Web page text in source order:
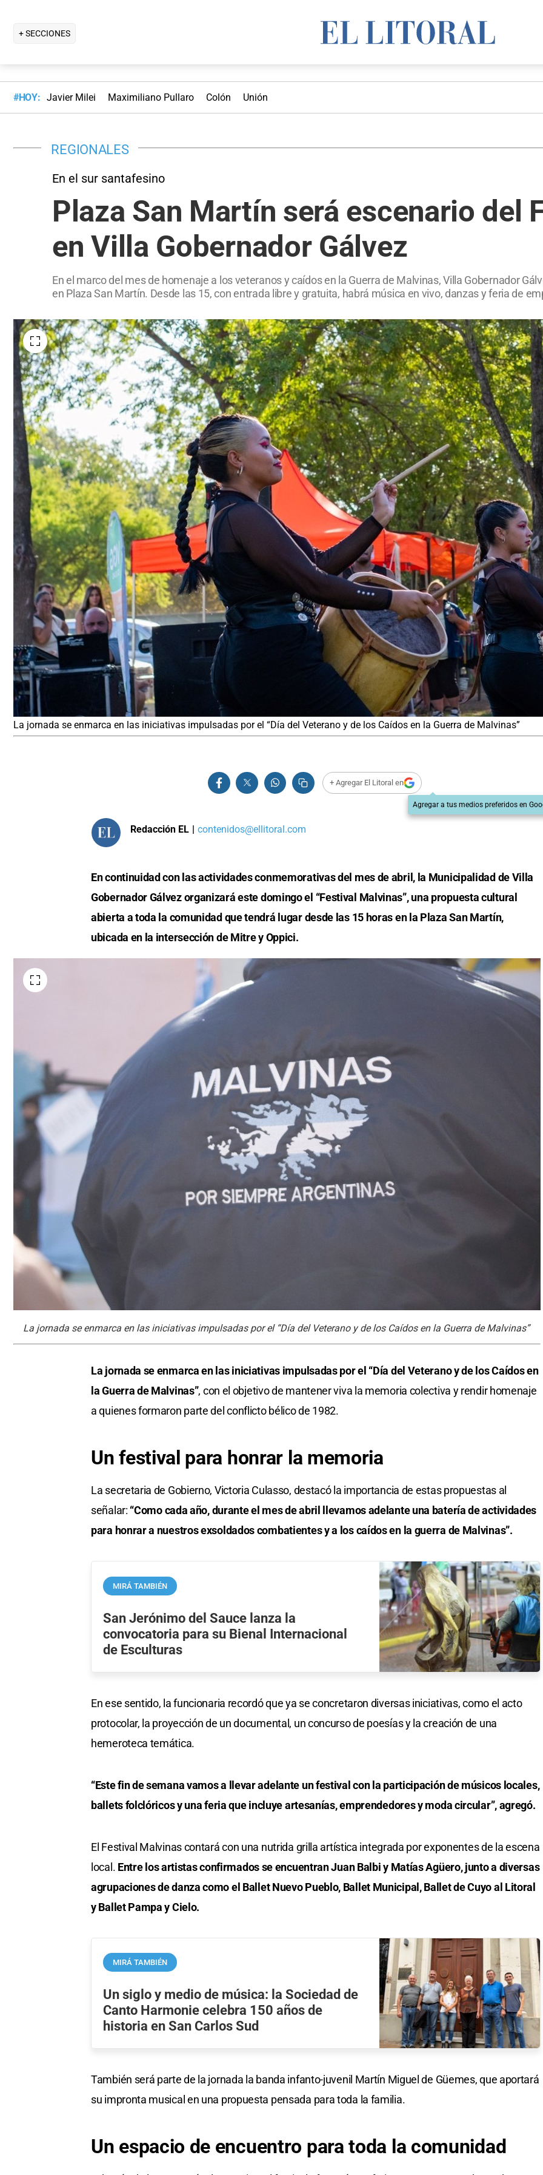
+ SECCIONES
#HOY: Javier Milei Maximiliano Pullaro Colón Unión
REGIONALES
En el sur santafesino
Plaza San Martín será escenario del
en Villa Gobernador Gálvez
En el marco del mes de homenaje a los veteranos y caídos en la Guerra de Malvinas, Villa Gobernador
en Plaza San Martín. Desde las 15, con entrada libre y gratuita, habrá música en vivo, danzas y feria de
La jornada se enmarca en las iniciativas impulsadas por el “Día del Veterano y de los Caídos en la Guerra de Malvinas”
+ Agregar El Litoral en
Agregar a tus medios preferidos en
Redacción EL | contenidos@ellitoral.com
En continuidad con las actividades conmemorativas del mes de abril, la Municipalidad de Villa
Gobernador Gálvez organizará este domingo el “Festival Malvinas”, una propuesta cultural
abierta a toda la comunidad que tendrá lugar desde las 15 horas en la Plaza San Martín,
ubicada en la intersección de Mitre y Oppici.
La jornada se enmarca en las iniciativas impulsadas por el “Día del Veterano y de los Caídos en la Guerra de Malvinas”
La jornada se enmarca en las iniciativas impulsadas por el “Día del Veterano y de los Caídos en
la Guerra de Malvinas”, con el objetivo de mantener viva la memoria colectiva y rendir homenaje
a quienes formaron parte del conflicto bélico de 1982.
Un festival para honrar la memoria
La secretaria de Gobierno, Victoria Culasso, destacó la importancia de estas propuestas al
señalar: “Como cada año, durante el mes de abril llevamos adelante una batería de actividades
para honrar a nuestros exsoldados combatientes y a los caídos en la guerra de Malvinas”.
MIRÁ TAMBIÉN
San Jerónimo del Sauce lanza la
convocatoria para su Bienal Internacional
de Esculturas
En ese sentido, la funcionaria recordó que ya se concretaron diversas iniciativas, como el acto
protocolar, la proyección de un documental, un concurso de poesías y la creación de una
hemeroteca temática.
“Este fin de semana vamos a llevar adelante un festival con la participación de músicos locales,
ballets folclóricos y una feria que incluye artesanías, emprendedores y moda circular”, agregó.
El Festival Malvinas contará con una nutrida grilla artística integrada por exponentes de la escena
local. Entre los artistas confirmados se encuentran Juan Balbi y Matías Agüero, junto a diversas
agrupaciones de danza como el Ballet Nuevo Pueblo, Ballet Municipal, Ballet de Cuyo al Litoral
y Ballet Pampa y Cielo.
MIRÁ TAMBIÉN
Un siglo y medio de música: la Sociedad de
Canto Harmonie celebra 150 años de
historia en San Carlos Sud
También será parte de la jornada la banda infanto-juvenil Martín Miguel de Güemes, que aportará
su impronta musical en una propuesta pensada para toda la familia.
Un espacio de encuentro para toda la comunidad